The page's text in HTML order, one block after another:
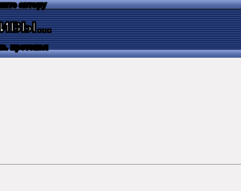
автору
протокол